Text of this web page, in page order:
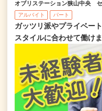
オブリステーション狭山中央
アルバイト パート
ガッツリ派やプライベー
スタイルに合わせて働け